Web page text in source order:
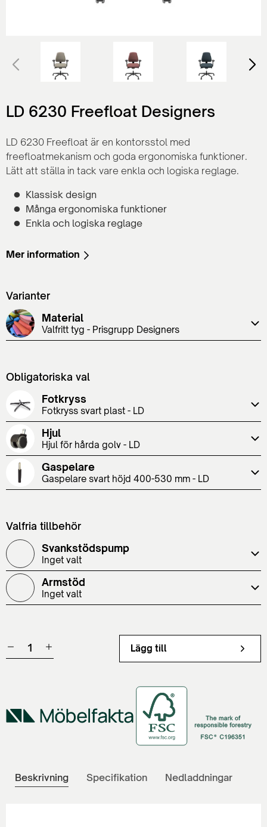
LD 6230 Freefloat Designers
LD 6230 Freefloat är en kontorsstol med
freefloatmekanism och goda ergonomiska funktioner.
Lätt att ställa in tack vare enkla och logiska reglage.
Klassisk design
Många ergonomiska funktioner
Enkla och logiska reglage
Mer information
Varianter
Material
Valfritt tyg - Prisgrupp Designers
Obligatoriska val
Fotkryss
Fotkryss svart plast - LD
Hjul
Hjul för hårda golv - LD
Gaspelare
Gaspelare svart höjd 400-530 mm - LD
Valfria tillbehör
Svankstödspump
Inget valt
Armstöd
Inget valt
Lägg till
Beskrivning Specifikation Nedladdningar